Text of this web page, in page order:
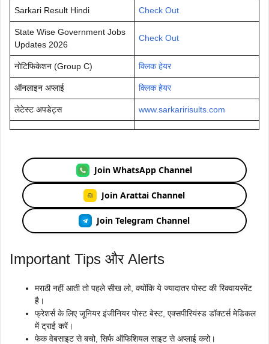
Sarkari Result Hindi Check Out
State Wise Government Jobs
Updates 2026
Check Out
नोटिफिकेशन (Group C) क्लिक हेयर
ऑनलाइन अप्लाई क्लिक हेयर
लेटेस्ट अपडेट्स www.sarkaririsults.com
Join WhatsApp Channel
Join Arattai Channel
Join Telegram Channel
Important Tips और Alerts
मराठी नहीं आती तो पहले सीख लो, क्योंकि ये ज्यादातर पोस्ट की रिक्वायरमेंट
है।
फ्रेशर्स के लिए जूनियर इंजीनियर पोस्ट बेस्ट, एक्सपीरियंस्ड डॉक्टर्स मेडिकल
में ट्राई करें।
फेक वेबसाइट से बचो, सिर्फ ऑफिशियल साइट से अप्लाई करो।